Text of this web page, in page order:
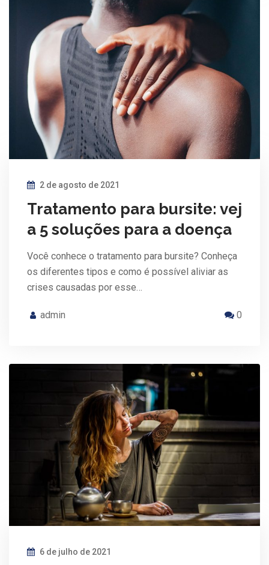
2 de agosto de 2021
Tratamento para bursite: vej
a 5 soluções para a doença
Você conhece o tratamento para bursite? Conheça
os diferentes tipos e como é possível aliviar as
crises causadas por esse…
admin 0
6 de julho de 2021